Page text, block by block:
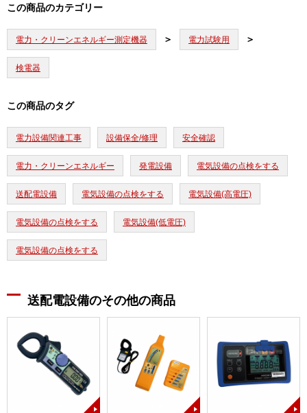
この商品のカテゴリー
電力・クリーンエネルギー測定機器 電力試験用
検電器
この商品のタグ
電力設備関連工事 設備保全/修理 安全確認
電力・クリーンエネルギー 発電設備 電気設備の点検をする
送配電設備 電気設備の点検をする 電気設備(高電圧)
電気設備の点検をする 電気設備(低電圧)
電気設備の点検をする
送配電設備のその他の商品